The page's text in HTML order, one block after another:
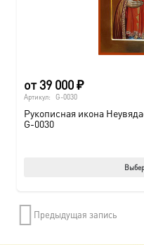
от39 000₽
Артикул: G-0030
Рукописная икона
G-0030
Предыдущая запись